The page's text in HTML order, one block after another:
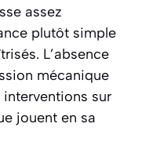
assez
plutôt simple
L’absence
mécanique
sur
jouent en sa